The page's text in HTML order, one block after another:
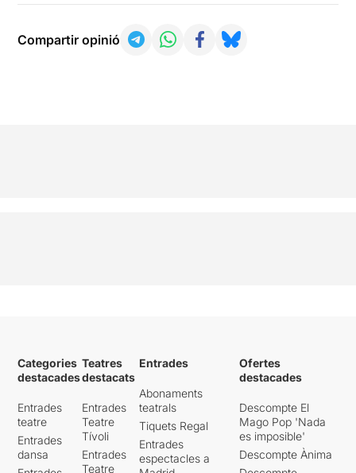
Compartir opinió
Categories
destacades
Entrades
teatre
Entrades
dansa
Teatres
destacats
Entrades
Teatre
Tívoli
Entrades
Teatre
Entrades
Abonaments
teatrals
Tiquets Regal
Entrades
espectacles a
Ofertes
destacades
Descompte El
Mago Pop 'Nada
es imposible'
Descompte Ànima